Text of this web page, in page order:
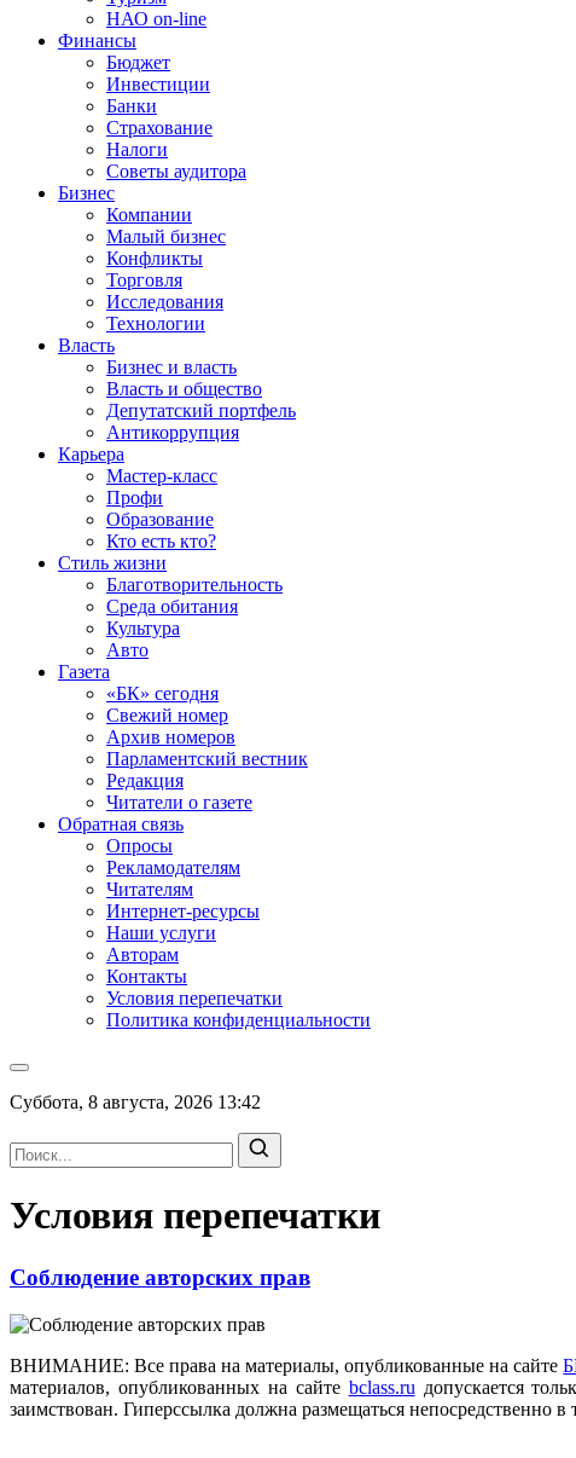
НАО on-line
Финансы
Бюджет
Инвестиции
Банки
Страхование
Налоги
Советы аудитора
Бизнес
Компании
Малый бизнес
Конфликты
Торговля
Исследования
Технологии
Власть
Бизнес и власть
Власть и общество
Депутатский портфель
Антикоррупция
Карьера
Мастер-класс
Профи
Образование
Кто есть кто?
Стиль жизни
Благотворительность
Среда обитания
Культура
Авто
Газета
«БК» сегодня
Свежий номер
Архив номеров
Парламентский вестник
Редакция
Читатели о газете
Обратная связь
Опросы
Рекламодателям
Читателям
Интернет-ресурсы
Наши услуги
Авторам
Контакты
Условия перепечатки
Политика конфиденциальности
Суббота, 8 августа, 2026 13:42
Условия перепечатки
Соблюдение авторских прав
ВНИМАНИЕ: Все права на материалы, опубликованные на сайте
материалов, опубликованных на сайте bclass.ru допускается
заимствован. Гиперссылка должна размещаться непосредственно